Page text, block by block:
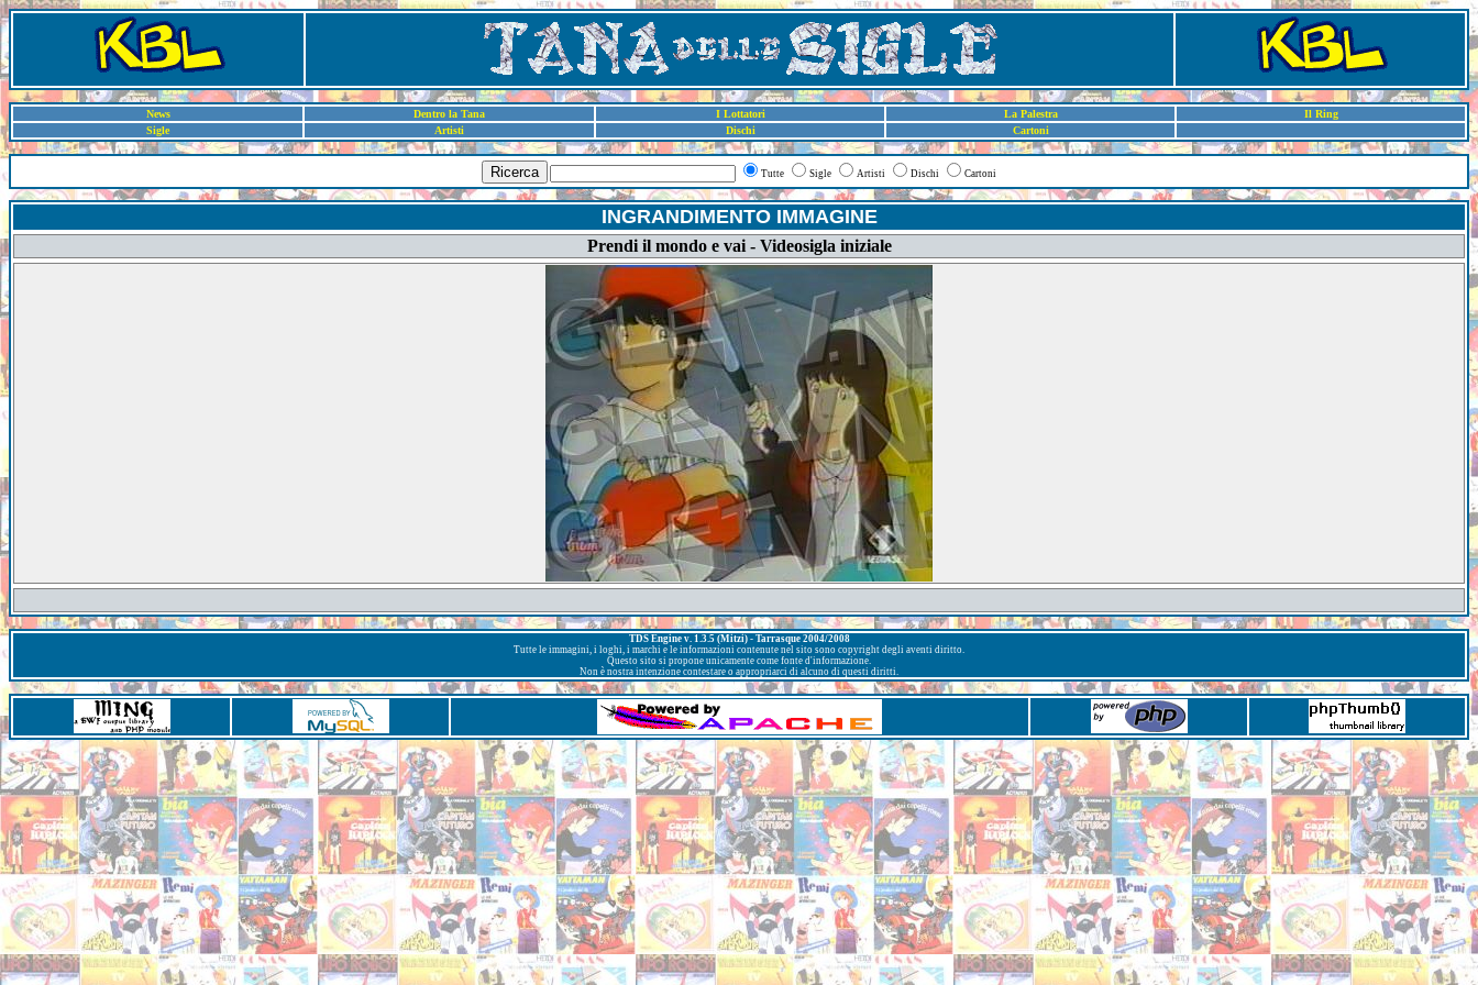
News Dentro la Tana I Lottatori La Palestra
Il Ring
Sigle
Artisti Dischi Cartoni
Ricerca Tutte Sigle Artisti Dischi Cartoni
INGRANDIMENTO IMMAGINE
Prendi il mondo e vai - Videosigla iniziale
TDS Engine v. 1.3.5 (Mitzi) - Tarrasque 2004/2008
Tutte le immagini, i loghi, i marchi e le informazioni contenute nel sito sono copyright degli aventi diritto.
Questo sito si propone unicamente come fonte d'informazione.
Non è nostra intenzione contestare o appropriarci di alcuno di questi diritti.